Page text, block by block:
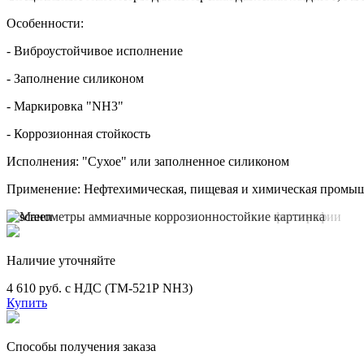
Особенности:
- Виброустойчивое исполнение
- Заполнение силиконом
- Маркировка "NH3"
- Коррозионная стойкость
Исполнения: "Сухое" или заполненное силиконом
Применение: Нефтехимическая, пищевая и химическая
Наличие уточняйте
4 610 руб. с НДС (ТМ-521Р NH3)
Купить
Способы получения заказа